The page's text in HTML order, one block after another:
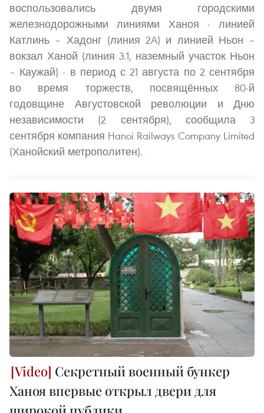
воспользовались двумя городскими
железнодорожными линиями Ханоя - линией
Катлинь – Хадонг (линия 2A) и линией Ньон –
вокзал Ханой (линия 3.1, наземный участок Ньон
– Каужай) - в период с 21 августа по 2 сентября
во время торжеств, посвящённых 80-й
годовщине Августовской революции и Дню
независимости (2 сентября), сообщила 3
сентября компания Hanoi Railways Company Limited
(Ханойский метрополитен).
Секретный военный бункер
Ханоя впервые открыл двери для